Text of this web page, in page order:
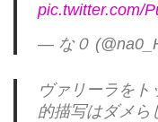
pic.twitter.com/
— な０
ヴァリーラを
的描写はダメら